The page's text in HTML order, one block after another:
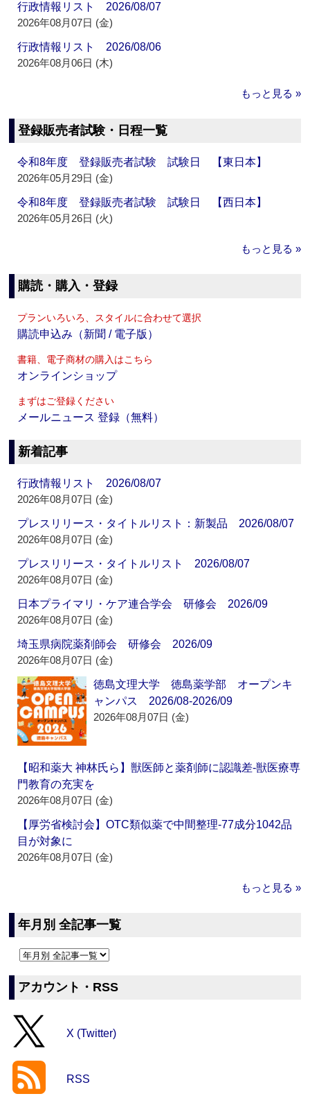
行政情報リスト 2026/08/07
2026年08月07日 (金)
行政情報リスト 2026/08/06
2026年08月06日 (木)
もっと見る »
登録販売者試験・日程一覧
令和8年度 登録販売者試験 試験日 【東日本】
2026年05月29日 (金)
令和8年度 登録販売者試験 試験日 【西日本】
2026年05月26日 (火)
もっと見る »
購読・購入・登録
プランいろいろ、スタイルに合わせて選択
購読申込み（新聞 / 電子版）
書籍、電子商材の購入はこちら
オンラインショップ
まずはご登録ください
メールニュース 登録（無料）
新着記事
行政情報リスト 2026/08/07
2026年08月07日 (金)
プレスリリース・タイトルリスト：新製品 2026/08/07
2026年08月07日 (金)
プレスリリース・タイトルリスト 2026/08/07
2026年08月07日 (金)
日本プライマリ・ケア連合学会 研修会 2026/09
2026年08月07日 (金)
埼玉県病院薬剤師会 研修会 2026/09
2026年08月07日 (金)
徳島文理大学 徳島薬学部 オープンキ
ャンパス 2026/08-2026/09
2026年08月07日 (金)
【昭和薬大 神林氏ら】獣医師と薬剤師に認識差‐獣医療専
門教育の充実を
2026年08月07日 (金)
【厚労省検討会】OTC類似薬で中間整理‐77成分1042品
目が対象に
2026年08月07日 (金)
もっと見る »
年月別 全記事一覧
アカウント・RSS
X (Twitter)
RSS